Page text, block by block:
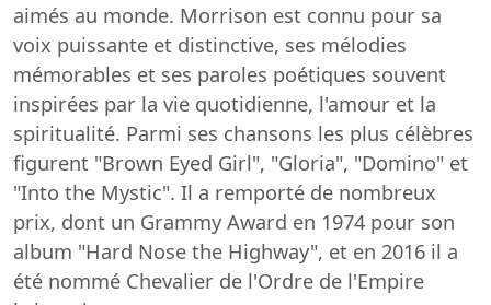
aimés au monde. Morrison est connu pour sa
voix puissante et distinctive, ses mélodies
mémorables et ses paroles poétiques souvent
inspirées par la vie quotidienne, l'amour et la
spiritualité. Parmi ses chansons les plus célèbres
figurent "Brown Eyed Girl", "Gloria", "Domino" et
"Into the Mystic". Il a remporté de nombreux
prix, dont un Grammy Award en 1974 pour son
album "Hard Nose the Highway", et en 2016 il a
été nommé Chevalier de l'Ordre de l'Empire